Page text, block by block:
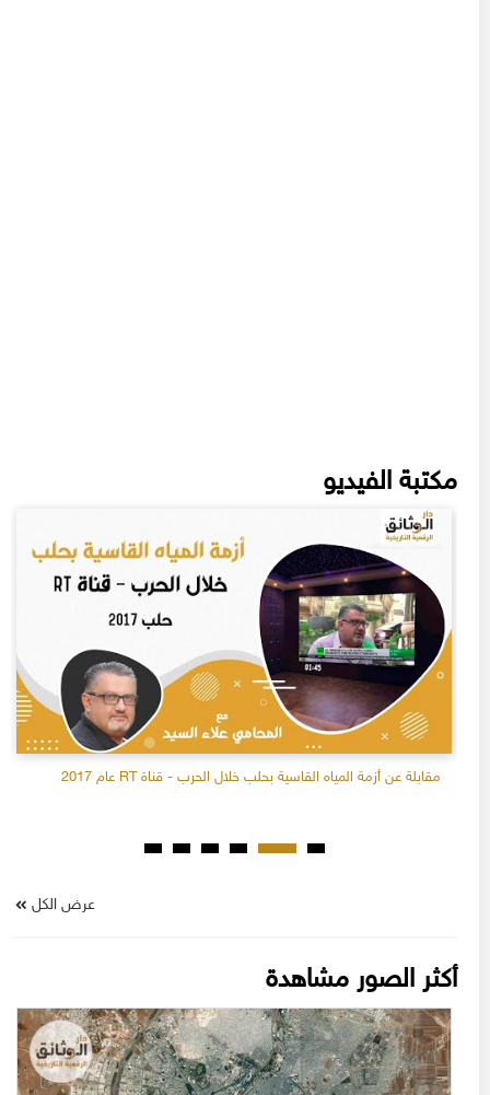
مكتبة الفيديو
مقابلة عن أزمة المياه القاسية بحلب خلال الحرب - قناة RT عام 2017
عرض الكل
أكثر الصور مشاهدة